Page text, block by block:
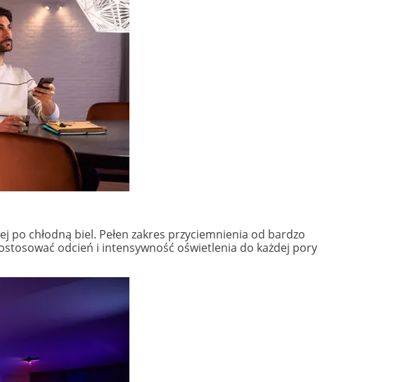
po chłodną biel. Pełen zakres przyciemnienia od bardzo
odcień i intensywność oświetlenia do każdej pory